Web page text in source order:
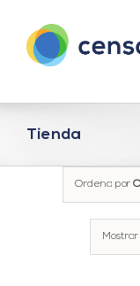
contenido
Tienda
Ordena por
Mostrar